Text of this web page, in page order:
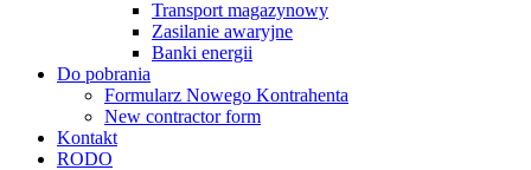
Transport magazynowy
Zasilanie awaryjne
Banki energii
Do pobrania
Formularz Nowego Kontrahenta
New contractor form
Kontakt
RODO